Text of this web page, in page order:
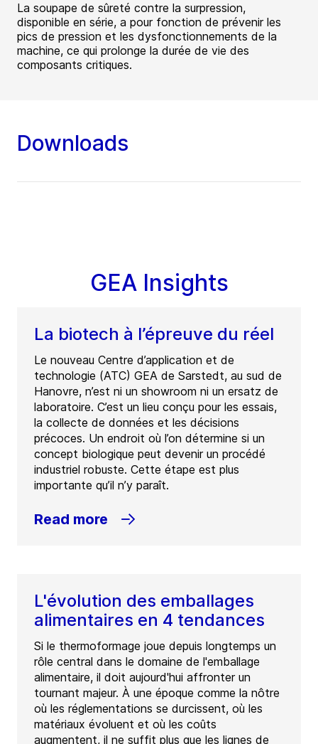
La soupape de sûreté contre la surpression,
disponible en série, a pour fonction de prévenir les
pics de pression et les dysfonctionnements de la
machine, ce qui prolonge la durée de vie des
composants critiques.
Downloads
GEA Insights
La biotech à l’épreuve du réel
Le nouveau Centre d’application et de
technologie (ATC) GEA de Sarstedt, au sud de
Hanovre, n’est ni un showroom ni un ersatz de
laboratoire. C’est un lieu conçu pour les essais,
la collecte de données et les décisions
précoces. Un endroit où l’on détermine si un
concept biologique peut devenir un procédé
industriel robuste. Cette étape est plus
importante qu’il n’y paraît.
Read more
L'évolution des emballages
alimentaires en 4 tendances
Si le thermoformage joue depuis longtemps un
rôle central dans le domaine de l'emballage
alimentaire, il doit aujourd'hui affronter un
tournant majeur. À une époque comme la nôtre
où les réglementations se durcissent, où les
matériaux évoluent et où les coûts
augmentent, il ne suffit plus que les lignes de